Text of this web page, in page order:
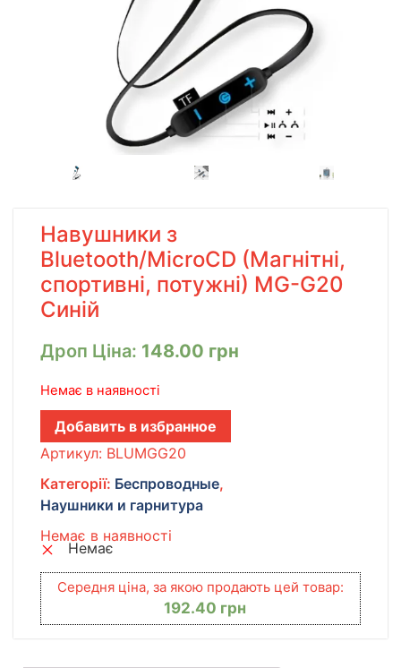
Навушники з
Bluetooth/MicroCD (Магнітні,
спортивні, потужні) MG-G20
Синій
Дроп Ціна: 148.00 грн
Немає в наявності
Добавить в избранное
Артикул: BLUMGG20
Категорії: Беспроводные,
Наушники и гарнитура
Немає в наявності
Немає
Середня ціна, за якою продають цей товар:
192.40 грн